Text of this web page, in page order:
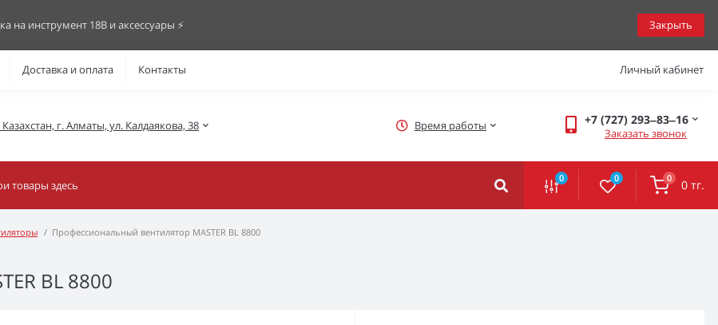
на инструмент 18В и аксессуары ⚡️ Закрыть
Доставка и оплата Контакты Личный кабинет
г. Алматы, ул. Калдаякова, 38 Время работы +7 (727) 293‒83‒16
Заказать звонок
0 0 0 0 тг.
Профессиональный вентилятор MASTER BL 8800
BL 8800